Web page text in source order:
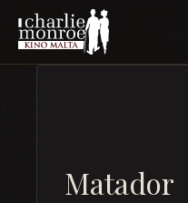
Matador